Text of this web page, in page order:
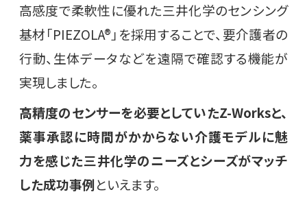
高感度で柔軟性に優れた三井化学のセンシング
基材「PIEZOLA®」を採用することで、要介護者の
行動、生体データなどを遠隔で確認する機能が
実現しました。
高精度のセンサーを必要としていたZ-Worksと、
薬事承認に時間がかからない介護モデルに魅
力を感じた三井化学のニーズとシーズがマッチ
した成功事例といえます。